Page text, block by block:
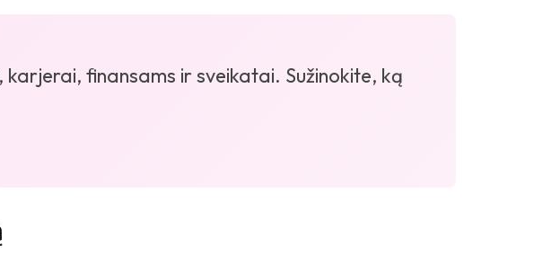
finansams ir sveikatai. Sužinokite, ką